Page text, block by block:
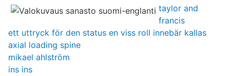
taylor and
francis
ett uttryck för den status en viss roll innebär kallas
axial loading spine
mikael ahlström
ins ins